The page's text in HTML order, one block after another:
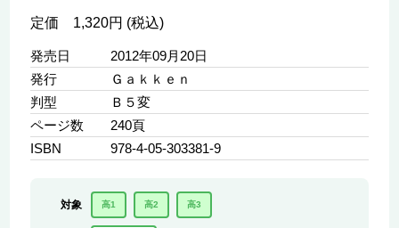
定価 1,320円 (税込)
発売日
2012年09月20日
発行
Ｇａｋｋｅｎ
判型
Ｂ５変
ページ数
240頁
ISBN
978-4-05-303381-9
対象 高1 高2 高3